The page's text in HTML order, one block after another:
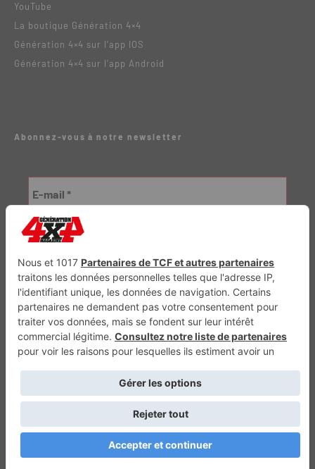
YouTube
La boutique Génération 4×4
Génération 4×4 sur l’app IOS
Génération 4×4 sur l’app Android
Abonnez-vous à notre newsletter
Génération Electrique Génération Sans Permis VTTAE.fr FullAttack
Retour en haut
Depuis 2010 - Un magazine duGroupe CPPRESSE